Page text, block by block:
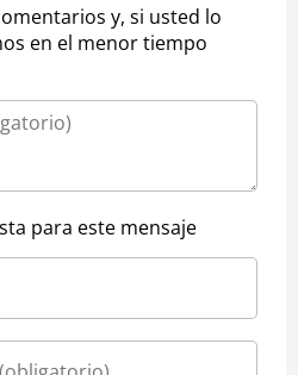
y, si usted lo
en el menor tiempo
para este mensaje